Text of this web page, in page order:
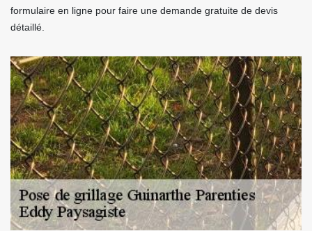
formulaire en ligne pour faire une demande gratuite de devis
détaillé.